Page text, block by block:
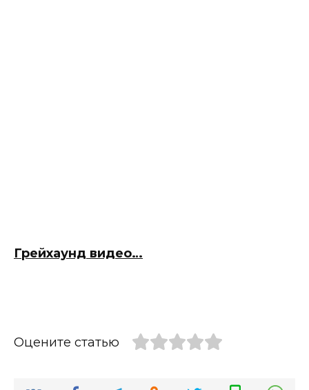
Грейхаунд видео…
Оцените статью